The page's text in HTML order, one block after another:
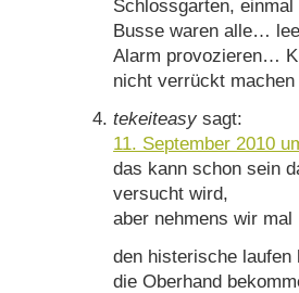
Schlossgarten,
Busse waren alle…
Alarm provozieren…
nicht verrückt
tekeiteasy sagt:
11. September 2010
das kann schon sein
versucht wird,
aber nehmens wir mal
den histerische laufen
die Oberhand